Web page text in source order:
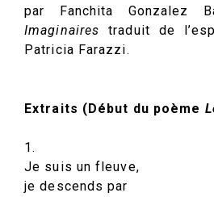
par Fanchita Gonzalez
Imaginaires traduit de
Patricia Farazzi.
Extraits (Début du poème
1.
Je suis un fleuve,
je descends par